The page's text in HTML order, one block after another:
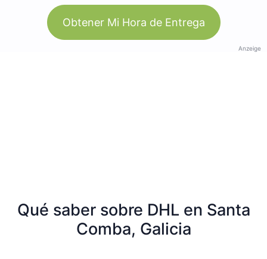
Obtener Mi Hora de Entrega
Anzeige
Qué saber sobre DHL en Santa
Comba, Galicia